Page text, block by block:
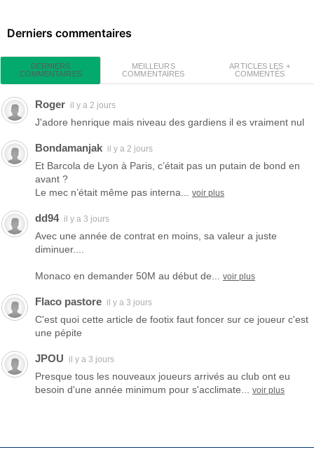
Derniers commentaires
DERNIERS
COMMENTAIRES
MEILLEURS
COMMENTAIRES
ARTICLES LES +
COMMENTÉS
Roger il y a 2 jours
J'adore henrique mais niveau des gardiens il es vraiment nul
Bondamanjak il y a 2 jours
Et Barcola de Lyon à Paris, c’était pas un putain de bond en
avant ?
Le mec n’était même pas interna...
voir plus
dd94 il y a 3 jours
Avec une année de contrat en moins, sa valeur a juste
diminuer....
Monaco en demander 50M au début de... voir plus
Flaco pastore il y a 3 jours
C'est quoi cette article de footix faut foncer sur ce joueur c'est
une pépite
JPOU il y a 3 jours
Presque tous les nouveaux joueurs arrivés au club ont eu
besoin d'une année minimum pour s'acclimate...
voir plus